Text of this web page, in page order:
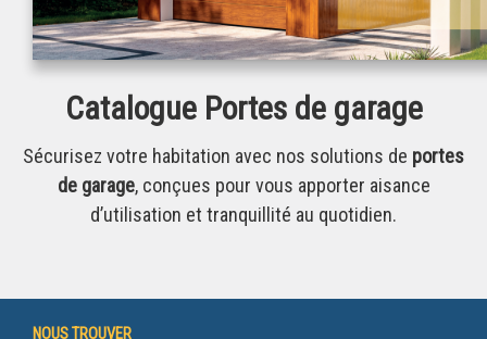
Catalogue Portes de garage
Sécurisez votre habitation avec nos solutions de portes
de garage, conçues pour vous apporter aisance
d’utilisation et tranquillité au quotidien.
NOUS TROUVER